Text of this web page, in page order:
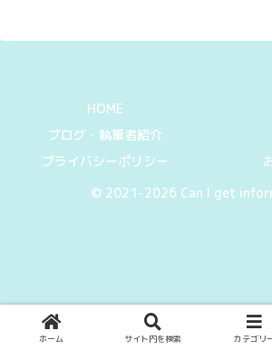
HOME
ブログ・執筆者紹介
プライバシーポリシー
© 2021-2026 Can I get
ホーム サイト内を検索 カテゴリ